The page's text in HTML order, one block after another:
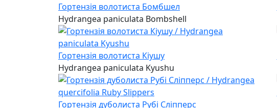
Гортензія волотиста Бомбшел
Hydrangea paniculata Bombshell
Гортензія волотиста Кіушу
Hydrangea paniculata Kyushu
Гортензія дуболиста Рубі Сліпперс